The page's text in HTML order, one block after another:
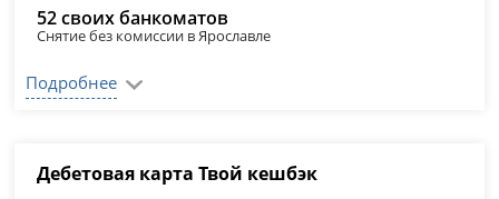
52 своих банкоматов
Снятие без комиссии в Ярославле
Подробнее
Дебетовая карта Твой кешбэк